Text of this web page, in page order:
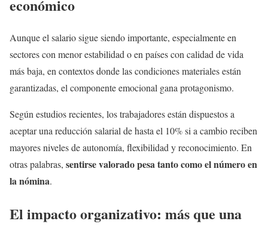
económico
Aunque el salario sigue siendo importante, especialmente en
sectores con menor estabilidad o en países con calidad de vida
más baja, en contextos donde las condiciones materiales están
garantizadas, el componente emocional gana protagonismo.
Según estudios recientes, los trabajadores están dispuestos a
aceptar una reducción salarial de hasta el 10% si a cambio reciben
mayores niveles de autonomía, flexibilidad y reconocimiento. En
otras palabras, sentirse valorado pesa tanto como el número en
la nómina.
El impacto organizativo: más que una